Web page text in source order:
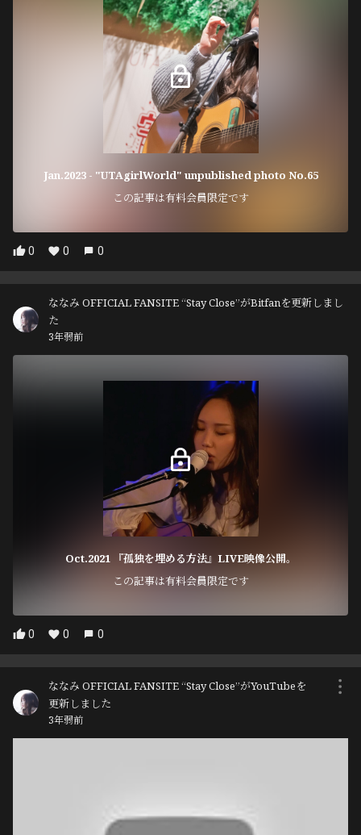
Jan.2023 - "UTAgirlWorld" unpublished photo No.65
この記事は有料会員限定です
0 0 0
ななみ OFFICIAL FANSITE “Stay Close”がBitfanを更新しまし
た
3年弱前
Oct.2021 『孤独を埋める方法』LIVE映像公開。
この記事は有料会員限定です
0 0 0
ななみ OFFICIAL FANSITE “Stay Close”がYouTubeを
更新しました
3年弱前